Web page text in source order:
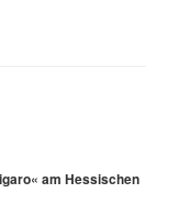
am Hessischen